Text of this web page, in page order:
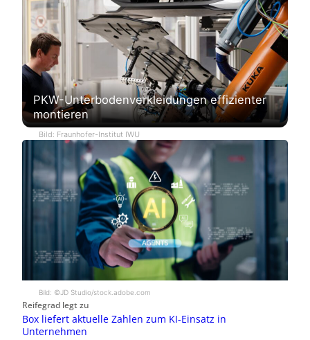
PKW-Unterbodenverkleidungen effizienter
montieren
Bild: Fraunhofer-Institut IWU
Bild: ©JD Studio/stock.adobe.com
Reifegrad legt zu
Box liefert aktuelle Zahlen zum KI-Einsatz in
Unternehmen